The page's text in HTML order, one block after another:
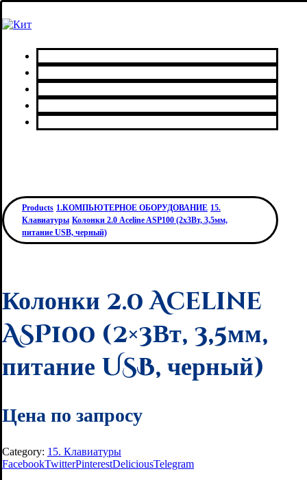
Products 1.КОМПЬЮТЕРНОЕ ОБОРУДОВАНИЕ 15.
Клавиатуры Колонки 2.0 Aceline ASP100 (2x3Вт, 3,5мм,
питание USB, черный)
Колонки 2.0 Aceline
ASP100 (2×3Вт, 3,5мм,
питание USB, черный)
Цена по запросу
Category: 15. Клавиатуры
FacebookTwitterPinterestDeliciousTelegram